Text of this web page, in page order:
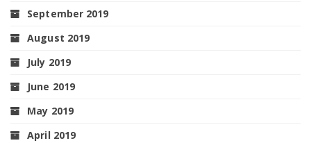
September 2019
August 2019
July 2019
June 2019
May 2019
April 2019